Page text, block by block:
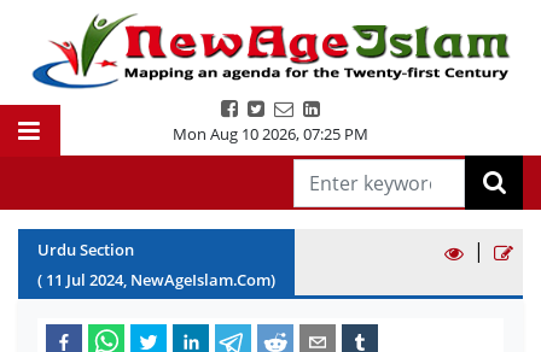
Mon Aug 10 2026,07:25 PM
Urdu Section
( 11 Jul 2024, NewAgeIslam.Com)
|